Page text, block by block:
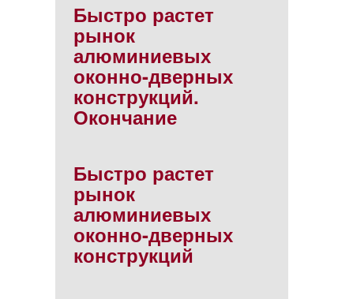
Быстро растет
рынок
алюминиевых
оконно-дверных
конструкций.
Окончание
Быстро растет
рынок
алюминиевых
оконно-дверных
конструкций